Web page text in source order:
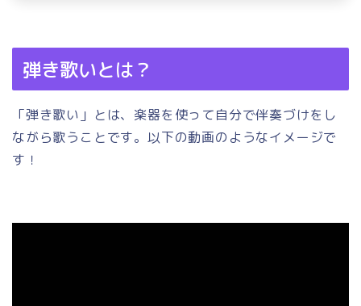
弾き歌いとは？
「弾き歌い」とは、楽器を使って自分で伴奏づけをし
ながら歌うことです。以下の動画のようなイメージで
す！